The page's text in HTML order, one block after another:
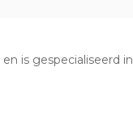
is gespecialiseerd in